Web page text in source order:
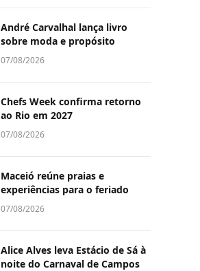
André Carvalhal lança livro
sobre moda e propósito
07/08/2026
Chefs Week confirma retorno
ao Rio em 2027
07/08/2026
Maceió reúne praias e
experiências para o feriado
07/08/2026
Alice Alves leva Estácio de Sá à
noite do Carnaval de Campos